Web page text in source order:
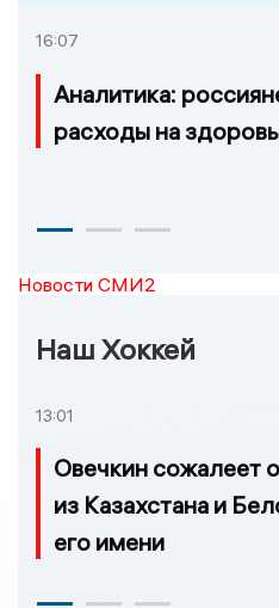
16:07
Аналитика:
расходы на
Новости СМИ2
Наш Хоккей
13:01
Овечкин сожалеет
из Казахстана и
его имени